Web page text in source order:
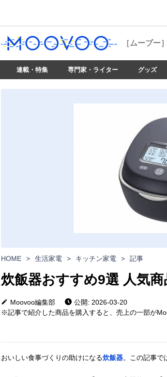
［ムーブー］
連載・特集 専門家・ライター グッズ
HOME > 生活家電 > キッチン家電 > 記事
炊飯器おすすめ9選 人気
Moovoo編集部
公開: 2026-03-20
※記事で紹介した商品を購入すると、売上の一部が
おいしい食事づくりの助けになる炊飯器。この記事で